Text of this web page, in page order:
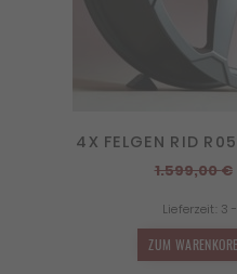
4X FELGEN RID
1.599,00€
Lieferzeit: 3
ZUM